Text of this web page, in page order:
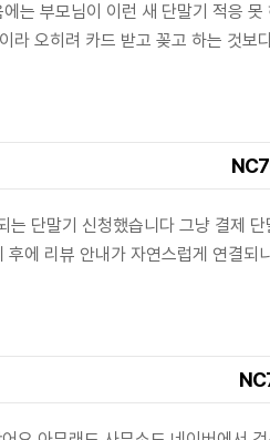
는 부모님이 이런 새 단말기 적응
오히려 카드 받고 꽂고 하는 것보
단말기 신청했습니다 그냥 결제 단
에 리뷰 안내가 자연스럽게 연결되